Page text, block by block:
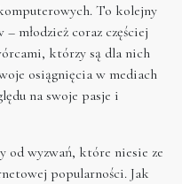
To kolejny
młodzież coraz częściej
którzy są dla nich
osiągnięcia w mediach
na swoje pasje i
wyzwań, które niesie ze
popularności. Jak